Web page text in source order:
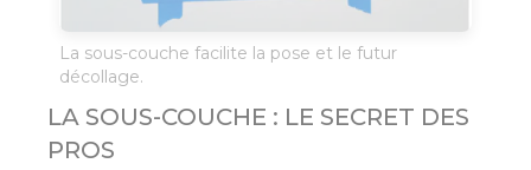
La sous-couche facilite la pose et le futur
décollage.
LA SOUS-COUCHE : LE SECRET DES
PROS